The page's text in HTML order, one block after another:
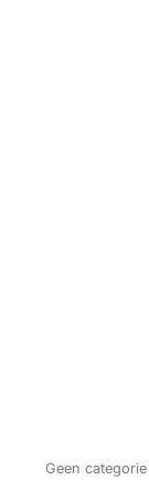
Geen categorie